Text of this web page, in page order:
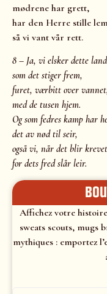
mødrene har grett,
har den Herre stille
så vi vant vår rett.
8 – Ja, vi elsker dette
som det stiger frem,
furet, værbitt over
med de tusen hjem.
Og som fedres kamp har
det av nød til seir,
også vi, når det blir
for dets fred slår leir.
Affichez votre
sweats scouts, mugs
mythiques : emportez